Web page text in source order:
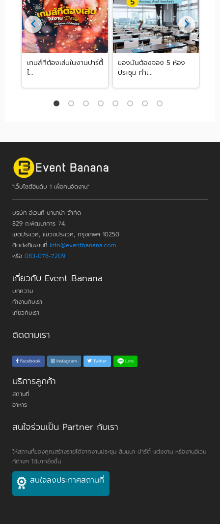
เกมส์ที่ต้องเล่นในงานปาร์ตี้
ไ...
ของมันต้องจอง 5 ห้อง
ประชุม ทำเ...
"เว็บไซต์อันดับ 1 เพื่อคนจัดงาน"
บริษัท อีเวนท์ บานาน่า จำกัด
829 ถ.พัฒนาการ 74,
เขตประเวศ, แขวงประเวศ, กรุงเทพฯ 10250
ติดต่อทีมงานที่ info@eventbanana.com
หรือ 083-078-7209
เกี่ยวกับ Event Banana
บทความ
ทำงานกับเรา
เกี่ยวกับเรา
ติดตามเรา
Facebook Instagram Twitter Line
บริการลูกค้า
สถานที่
อาหาร
สนใจร่วมเป็น Partner กับเรา
ให้สถานที่ของคุณสร้างรายได้จากงานประชุม สัมมนา ปาร์ตี้ แต่งงาน หรืองานอีเวน
ท์ต่างๆ ได้มากยิ่งขึ้น
สนใจลงประกาศสถานที่